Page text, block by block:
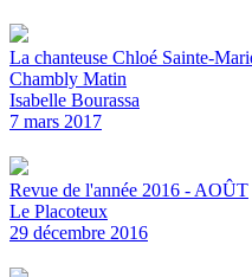
La chanteuse Chloé Sainte-
Chambly Matin
Isabelle Bourassa
7 mars 2017
Revue de l'année 2016 - AOÛT
Le Placoteux
29 décembre 2016